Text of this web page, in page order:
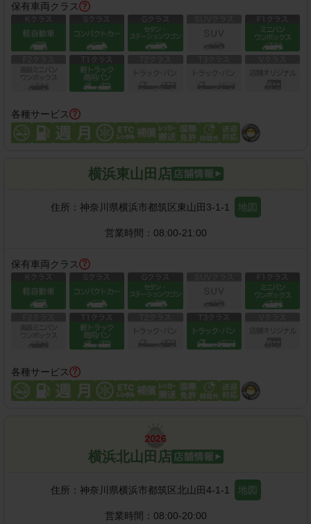
保有車両クラス
各種サービス
横浜東山田店
住所： 神奈川県横浜市都筑区東山田3-1-1 地図
営業時間： 08:00-21:00
保有車両クラス
各種サービス
横浜北山田店
住所： 神奈川県横浜市都筑区北山田4-1-1 地図
営業時間： 08:00-20:00